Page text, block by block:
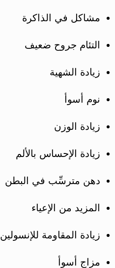
مشاكل في الذاكرة
التئام جروح ضعيف
زيادة الشهية
نوم أسوأ
زيادة الوزن
زيادة الإحساس بالألم
دهن مترسِّب في البطن
المزيد من الإعياء
زيادة المقاومة للإنسولين
مزاج أسوأ